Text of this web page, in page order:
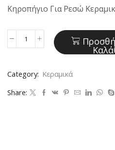
Κηροπήγιο Για Ρεσώ
Κεραμικό
για
(Code
Category: Κεραμικά
Share: